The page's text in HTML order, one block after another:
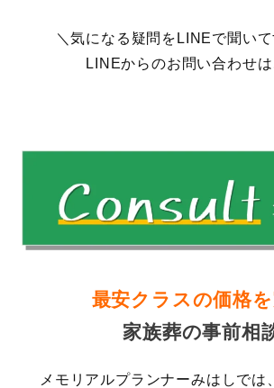
＼気になる疑問をLINEで聞い
LINEからのお問い合わせは
最安クラスの価格
家族葬の事前相
メモリアルプランナーみはしでは